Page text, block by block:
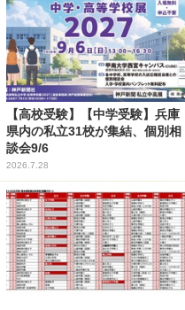
【高校受験】【中学受験】兵庫
県内の私立31校が集結、個別相
談会9/6
2026.7.28